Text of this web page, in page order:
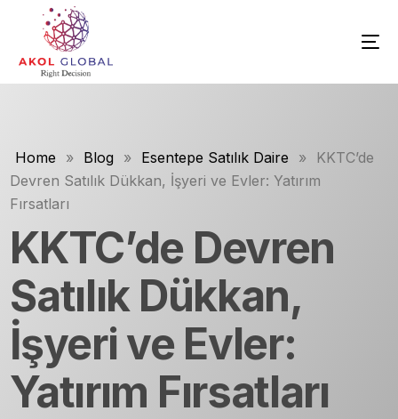
Home » Blog » Esentepe Satılık Daire »
KKTC’de
Devren Satılık Dükkan, İşyeri ve Evler: Yatırım
Fırsatları
KKTC’de Devren
Satılık Dükkan,
İşyeri ve Evler:
Yatırım Fırsatları